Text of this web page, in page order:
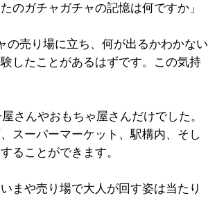
のガチャガチャの記憶は何ですか」
の売り場に立ち、何が出るかわかない
したことがあるはずです。この気持
さんやおもちゃ屋さんだけでした。
スーパーマーケット、駅構内、そし
ることができます。
まや売り場で大人が回す姿は当たり